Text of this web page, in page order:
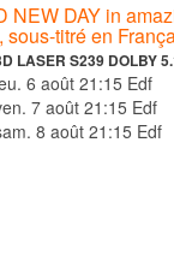
NEW DAY in
titré en
LASER S239 DOLBY
jeu. 6 août 21:15 Edf
ven. 7 août 21:15 Edf
sam. 8 août 21:15 Edf